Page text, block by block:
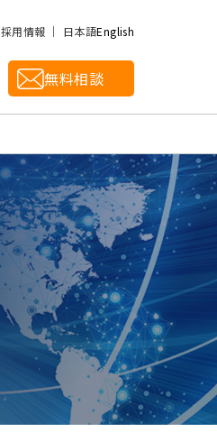
採用情報 日本語English
無料相談